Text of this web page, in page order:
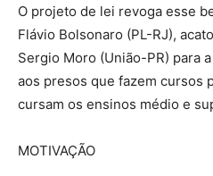
O projeto de lei revoga esse
Flávio Bolsonaro (PL-RJ),
Sergio Moro (União-PR) para
aos presos que fazem cursos
cursam os ensinos médio e
MOTIVAÇÃO